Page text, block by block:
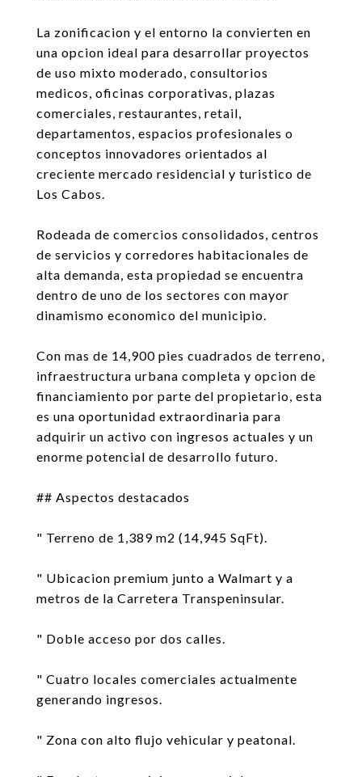
La zonificacion y el entorno la convierten en
una opcion ideal para desarrollar proyectos
de uso mixto moderado, consultorios
medicos, oficinas corporativas, plazas
comerciales, restaurantes, retail,
departamentos, espacios profesionales o
conceptos innovadores orientados al
creciente mercado residencial y turistico de
Los Cabos.
Rodeada de comercios consolidados, centros
de servicios y corredores habitacionales de
alta demanda, esta propiedad se encuentra
dentro de uno de los sectores con mayor
dinamismo economico del municipio.
Con mas de 14,900 pies cuadrados de terreno,
infraestructura urbana completa y opcion de
financiamiento por parte del propietario, esta
es una oportunidad extraordinaria para
adquirir un activo con ingresos actuales y un
enorme potencial de desarrollo futuro.
## Aspectos destacados
" Terreno de 1,389 m2 (14,945 SqFt).
" Ubicacion premium junto a Walmart y a
metros de la Carretera Transpeninsular.
" Doble acceso por dos calles.
" Cuatro locales comerciales actualmente
generando ingresos.
" Zona con alto flujo vehicular y peatonal.